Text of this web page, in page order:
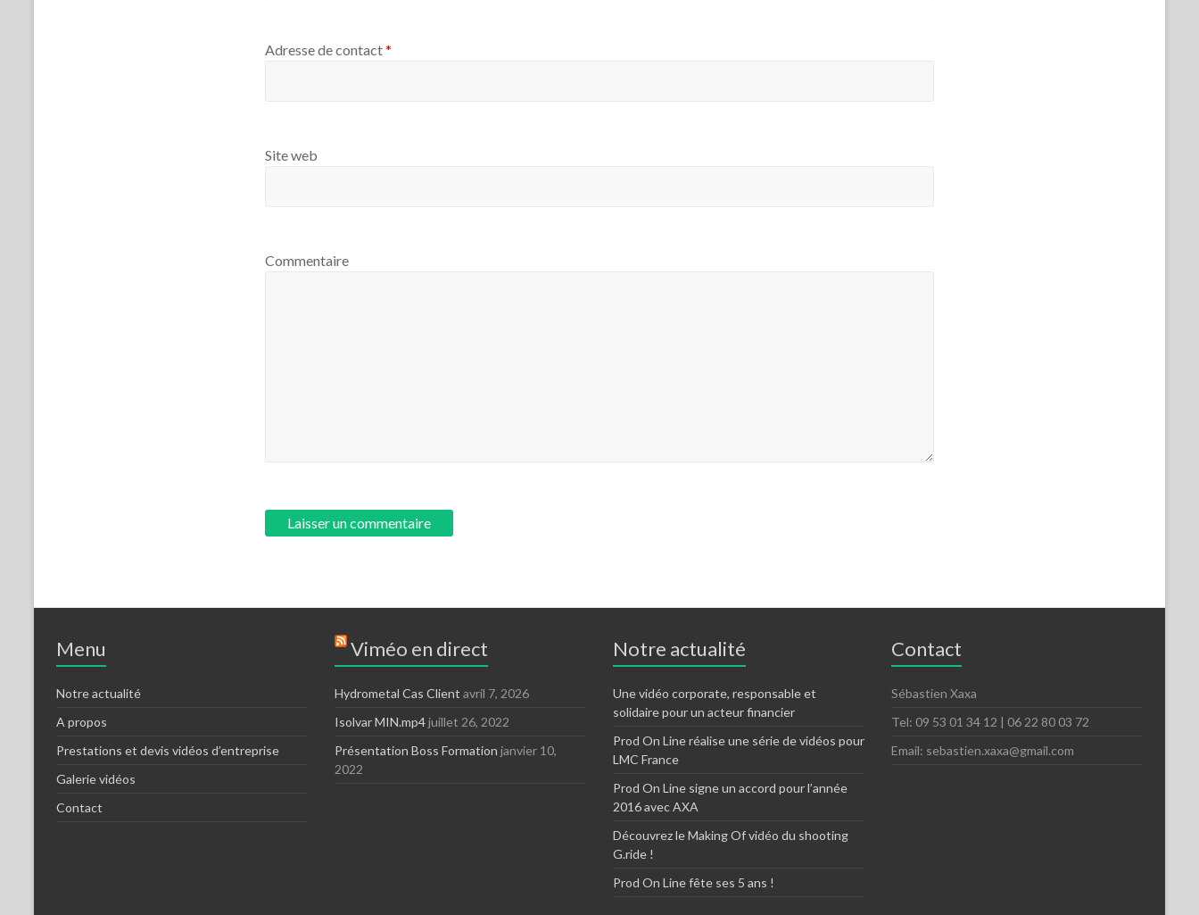
Adresse de contact*
Site web
Commentaire
Menu
Notre actualité
A propos
Prestations et devis vidéos d’entreprise
Galerie vidéos
Contact
Viméo en direct
Hydrometal Cas Client avril 7, 2026
Isolvar MIN.mp4juillet 26, 2022
Présentation Boss Formation janvier 10,
2022
Notre actualité
Une vidéo corporate, responsable et
solidaire pour un acteur financier
Prod On Line réalise une série de vidéos pour
LMC France
Prod On Line signe un accord pour l’année
2016 avec AXA
Découvrez le Making Of vidéo du shooting
G.ride !
Prod On Line fête ses 5 ans !
Contact
Sébastien Xaxa
Tel: 09 53 01 34 12 | 06 22 80 03 72
Email: sebastien.xaxa@gmail.com